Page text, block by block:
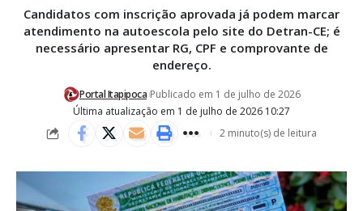
Candidatos com inscrição aprovada já podem marcar
atendimento na autoescola pelo site do Detran-CE; é
necessário apresentar RG, CPF e comprovante de
endereço.
Última atualização em 1 de julho de 2026 10:27
Portal Itapipoca Publicado em 1 de julho de 2026
2 minuto(s) de leitura